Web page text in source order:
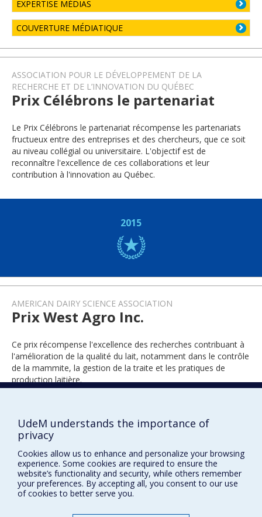
EXPERTISE MÉDIAS
COUVERTURE MÉDIATIQUE
ASSOCIATION POUR LE DÉVELOPPEMENT DE LA
RECHERCHE ET DE L’INNOVATION DU QUÉBEC
Prix Célébrons le partenariat
Le Prix Célébrons le partenariat récompense les partenariats
fructueux entre des entreprises et des chercheurs, que ce soit
au niveau collégial ou universitaire. L'objectif est de
reconnaître l'excellence de ces collaborations et leur
contribution à l'innovation au Québec.
2015
AMERICAN DAIRY SCIENCE ASSOCIATION
Prix West Agro Inc.
Ce prix récompense l'excellence des recherches contribuant à
l'amélioration de la qualité du lait, notamment dans le contrôle
de la mammite, la gestion de la traite et les pratiques de
production laitière.
2025
UdeM understands the importance of
privacy
Cookies allow us to enhance and personalize your browsing
experience. Some cookies are required to ensure the
website’s functionality and security, while others remember
your preferences. By accepting all, you consent to our use
of cookies to better serve you.